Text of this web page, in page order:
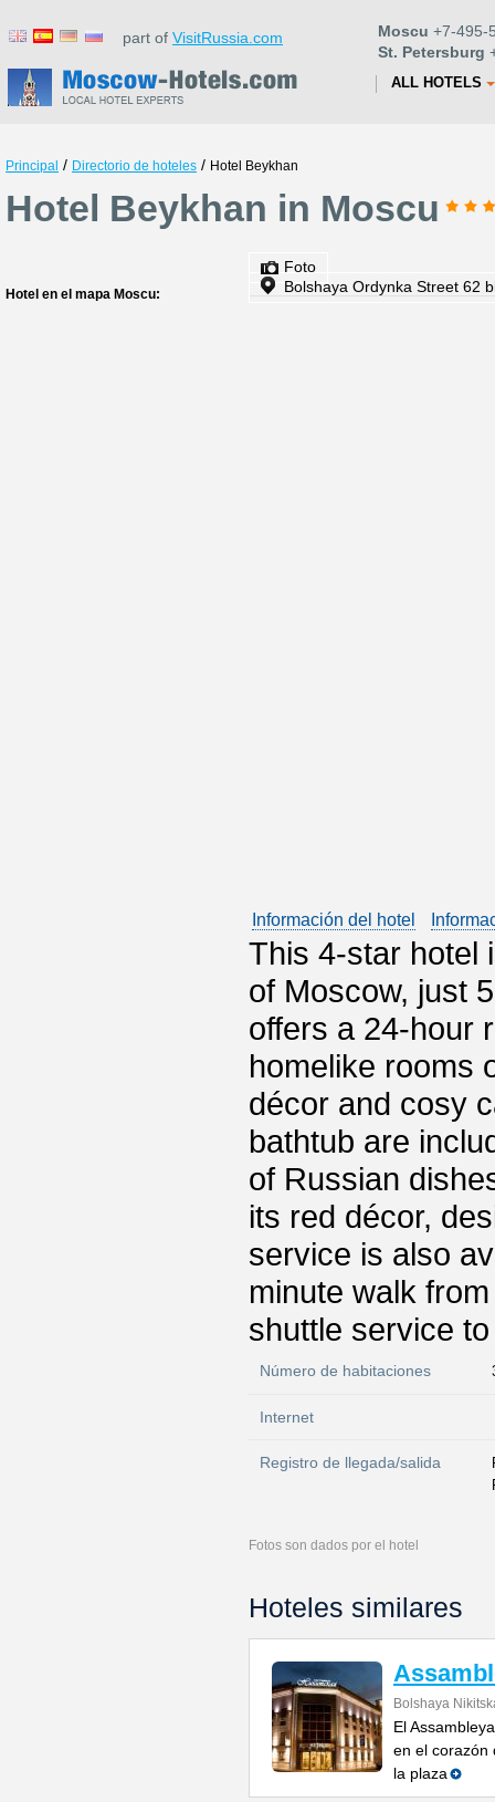
part of VisitRussia.com Moscu +7-495-
St. Petersburg
ALL HOTELS
Principal / Directorio de hoteles / Hotel Beykhan
Hotel Beykhan in Moscu
Hotel en el mapa Moscu:
Foto
Bolshaya Ordynka Street 62
Información del hotel
This 4-star hotel
of Moscow, just
offers a 24-hour
homelike rooms
décor and cosy
bathtub are
of Russian
its red décor,
service is also
minute walk
shuttle service
Número de habitaciones
Internet
Registro de llegada/salida
Fotos son dados por el hotel
Hoteles similares
Bolshaya
El
en el corazón
la plaza